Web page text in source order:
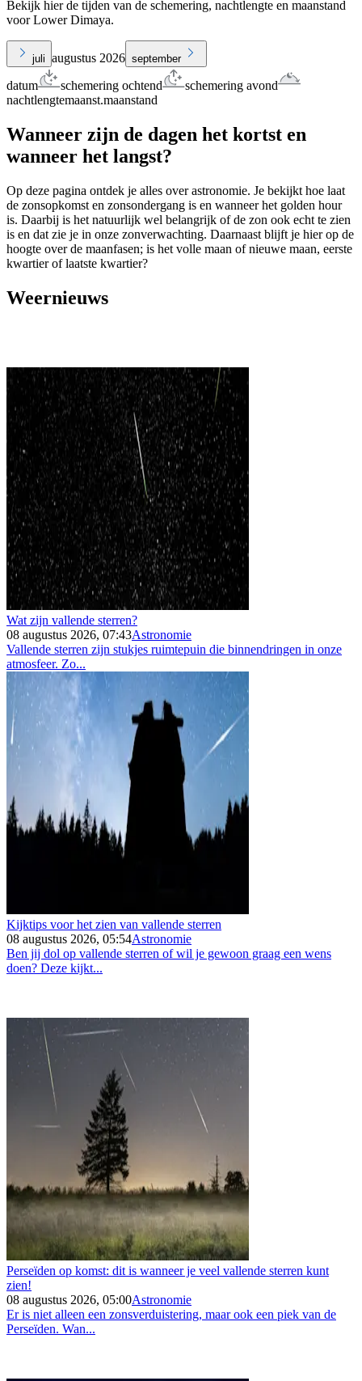
Bekijk hier de tijden van de schemering, nachtlengte en maanstand
voor Lower Dimaya.
juli augustus 2026 september
datum schemering ochtend
schemering avond
nachtlengtemaanst.maanstand
Wanneer zijn de dagen het kortst en
wanneer het langst?
Op deze pagina ontdek je alles over astronomie. Je bekijkt hoe laat
de zonsopkomst en zonsondergang is en wanneer het golden hour
is. Daarbij is het natuurlijk wel belangrijk of de zon ook echt te zien
is en dat zie je in onze zonverwachting. Daarnaast blijft je hier op de
hoogte over de maanfasen; is het volle maan of nieuwe maan, eerste
kwartier of laatste kwartier?
Weernieuws
Wat zijn vallende sterren?
08 augustus 2026, 07:43Astronomie
Vallende sterren zijn stukjes ruimtepuin die binnendringen in onze
atmosfeer. Zo...
Kijktips voor het zien van vallende sterren
08 augustus 2026, 05:54Astronomie
Ben jij dol op vallende sterren of wil je gewoon graag een wens
doen? Deze kijkt...
Perseïden op komst: dit is wanneer je veel vallende sterren kunt
zien!
08 augustus 2026, 05:00Astronomie
Er is niet alleen een zonsverduistering, maar ook een piek van de
Perseïden. Wan...